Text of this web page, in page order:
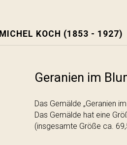
MICHEL KOCH (1853 - 1927)
Geranien im
Das Gemälde „Geranien
Das Gemälde hat eine
(insgesamte Größe ca.